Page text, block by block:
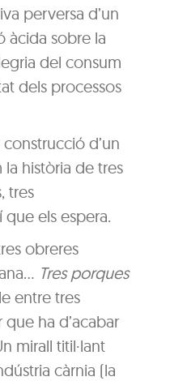
perversa d’un
àcida sobre la
del consum
dels processos
d’un
història de tres
tres
els espera.
obreres
Tres porques
entre tres
ha d’acabar
mirall titil·lant
càrnia (la